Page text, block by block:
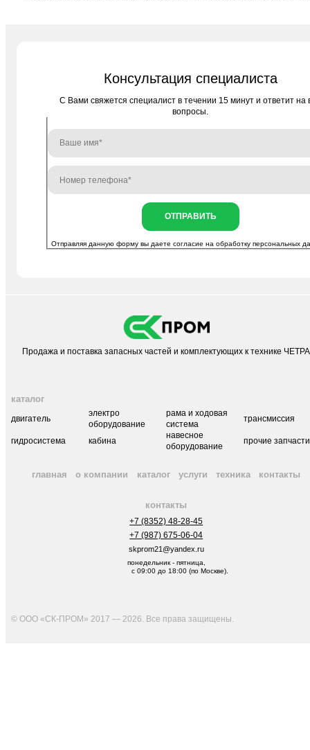
Консультация специалиста
C Вами свяжется специалист в течении 15 минут и ответит на
вопросы.
ОТПРАВИТЬ
Отправляя данную форму вы даете согласие наобработку персональных
Продажа и поставка запасных частей и комплектующих к технике ЧЕТРА
каталог
двигатель
электро
оборудование
рама и ходовая
система
трансмиссия
гидросистема кабина
навесное
оборудование
прочие запчасти
главная о компании каталог услуги техника контакты
контакты
+7 (8352) 48-28-45
+7 (987) 675-06-04
skprom21@yandex.ru
понедельник - пятница,
с 09:00 до 18:00 (по Москве).
© ООО «СК-ПРОМ» 2017 — 2026. Все права защищены